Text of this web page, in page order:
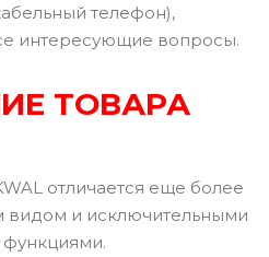
телефон),
интересующие вопросы.
ТОВАРА
отличается еще более
и исключительными